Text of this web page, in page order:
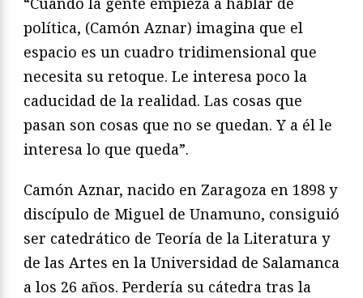
política, (Camón Aznar) imagina que el
espacio es un cuadro tridimensional que
necesita su retoque. Le interesa poco la
caducidad de la realidad. Las cosas que
pasan son cosas que no se quedan. Y a él le
interesa lo que queda”.
Camón Aznar, nacido en Zaragoza en 1898 y
discípulo de Miguel de Unamuno, consiguió
ser catedrático de Teoría de la Literatura y
de las Artes en la Universidad de Salamanca
a los 26 años. Perdería su cátedra tras la